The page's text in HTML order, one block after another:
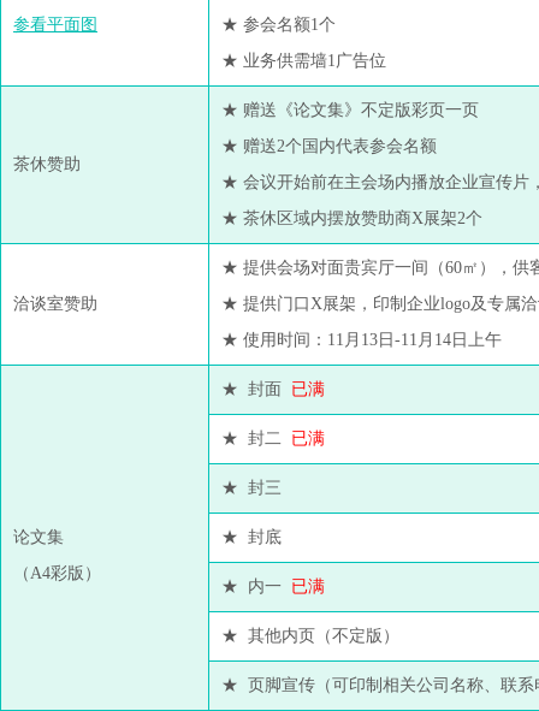
参看平面图
★ 参会名额1个
★ 业务供需墙1广告位
茶休赞助
★ 赠送《论文集》不定版彩页一页
★ 赠送2个国内代表参会名额
★ 会议开始前在主会场内播放企业宣传片
★ 茶休区域内摆放赞助商X展架2个
洽谈室赞助
★ 提供会场对面贵宾厅一间（60㎡），供
★ 提供门口X展架，印制企业logo及专属
★ 使用时间：11月13日-11月14日上午
论文集
（A4彩版）
★ 封面 已满
★ 封二 已满
★ 封三
★ 封底
★ 内一 已满
★ 其他内页（不定版）
★ 页脚宣传（可印制相关公司名称、联系